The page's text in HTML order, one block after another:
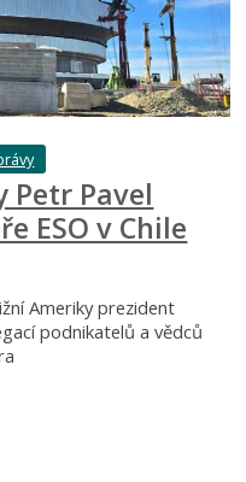
Pavel
ESO v Chile
Ameriky prezident
podnikatelů a vědců